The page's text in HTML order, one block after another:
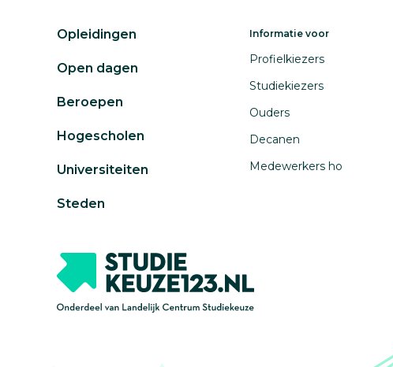
Opleidingen
Open dagen
Beroepen
Hogescholen
Universiteiten
Steden
Informatie voor
Profielkiezers
Studiekiezers
Ouders
Decanen
Medewerkers ho